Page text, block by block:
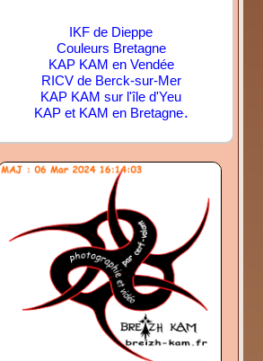
IKF de Dieppe
Couleurs Bretagne
KAP KAM en Vendée
RICV de Berck-sur-Mer
KAP KAM sur l'île d'Yeu
KAP et KAM en Bretagne.